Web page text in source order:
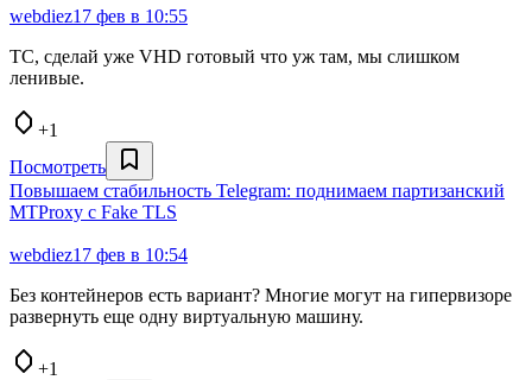
webdiez17 фев в 10:55
ТС, сделай уже VHD готовый что уж там, мы слишком
ленивые.
+1
Посмотреть
Повышаем стабильность Telegram: поднимаем партизанский
MTProxy с Fake TLS
webdiez17 фев в 10:54
Без контейнеров есть вариант? Многие могут на гипервизоре
развернуть еще одну виртуальную машину.
+1